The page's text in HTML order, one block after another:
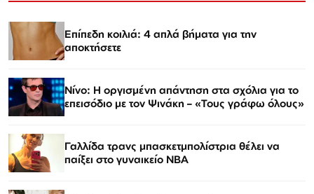
Επίπεδη κοιλιά: 4 απλά βήματα για την
αποκτήσετε
Νίνο: Η οργισμένη απάντηση στα σχόλια για το
επεισόδιο με τον Ψινάκη – «Τους γράφω όλους»
Γαλλίδα τρανς μπασκετμπολίστρια θέλει να
παίξει στο γυναικείο ΝΒΑ